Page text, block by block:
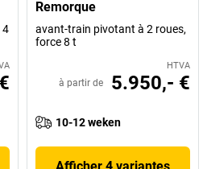
4
Remorque
avant-train pivotant à 2 roues,
force 8 t
HTVA
à partir de 5.950,- €
10-12 weken